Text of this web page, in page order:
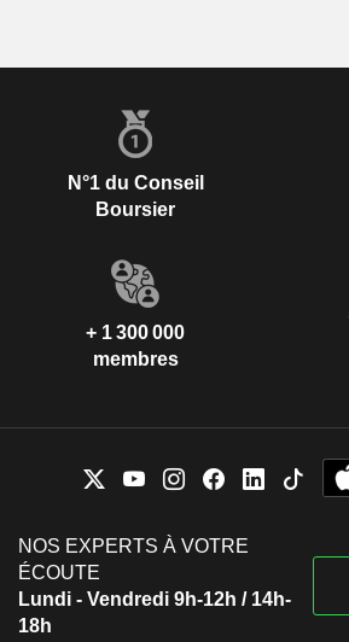
N°1 du Conseil
Boursier
+ 1 300 000
membres
NOS EXPERTS À VOTRE
ÉCOUTE
Lundi - Vendredi 9h-12h / 14h-
18h